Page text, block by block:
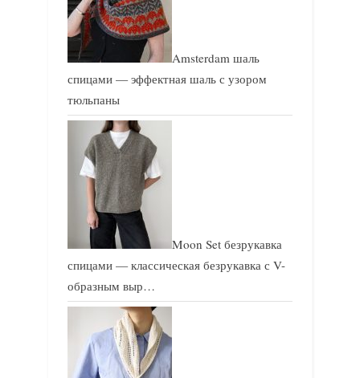
Amsterdam шаль
спицами — эффектная шаль с узором
тюльпаны
Moon Set безрукавка
спицами — классическая безрукавка с V-
образным выр…